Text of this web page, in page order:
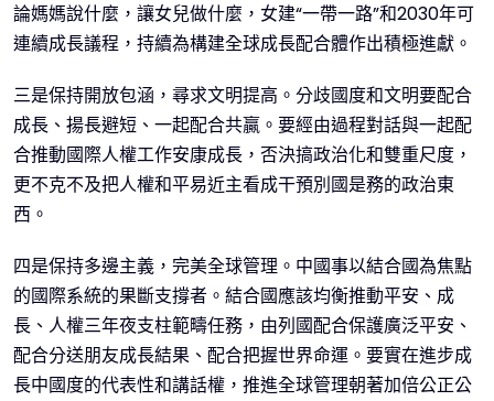
論媽媽說什麼，讓女兒做什麼，女建“一帶一路”和2030年可
連續成長議程，持續為構建全球成長配合體作出積極進獻。
三是保持開放包涵，尋求文明提高。分歧國度和文明要配合
成長、揚長避短、一起配合共贏。要經由過程對話與一起配
合推動國際人權工作安康成長，否決搞政治化和雙重尺度，
更不克不及把人權和平易近主看成干預別國是務的政治東
西。
四是保持多邊主義，完美全球管理。中國事以結合國為焦點
的國際系統的果斷支撐者。結合國應該均衡推動平安、成
長、人權三年夜支柱範疇任務，由列國配合保護廣泛平安、
配合分送朋友成長結果、配合把握世界命運。要實在進步成
長中國度的代表性和講話權，推進全球管理朝著加倍公正公